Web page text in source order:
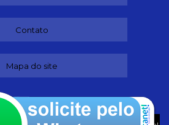
Contato
Mapa do site